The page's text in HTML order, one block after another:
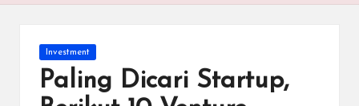
Indonesia.
Bersama
YUKK
Posted
in
Investment
Paling Dicari Startup,